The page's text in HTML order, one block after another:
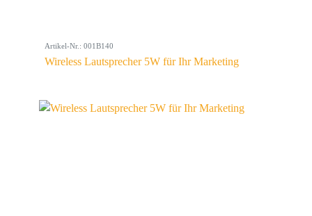
Artikel-Nr.: 001B140
Wireless Lautsprecher 5W für Ihr Marketing